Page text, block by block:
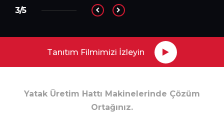
Tanıtım Filmimizi İzleyin
3/5
Yatak Üretim Hattı Makinelerinde Çözüm
Ortağınız.